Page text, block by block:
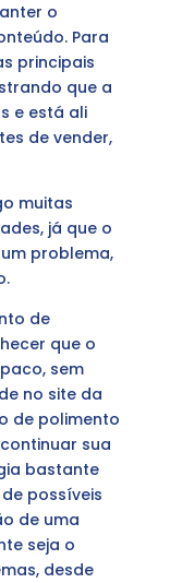
o
Para
principais
que a
e está ali
de vender,
muitas
já que o
problema,
de
que o
sem
no site da
de polimento
sua
bastante
possíveis
de uma
seja o
desde